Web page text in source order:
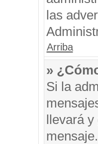
las
Arriba
»
Si la
llevará y
mensaje.